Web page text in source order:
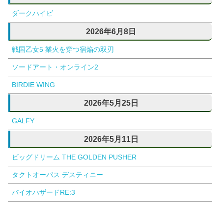
ダークハイビ
2026年6月8日
戦国乙女5 業火を穿つ宿焔の双刃
ソードアート・オンライン2
BIRDIE WING
2026年5月25日
GALFY
2026年5月11日
ビッグドリーム THE GOLDEN PUSHER
タクトオーパス デスティニー
バイオハザードRE:3